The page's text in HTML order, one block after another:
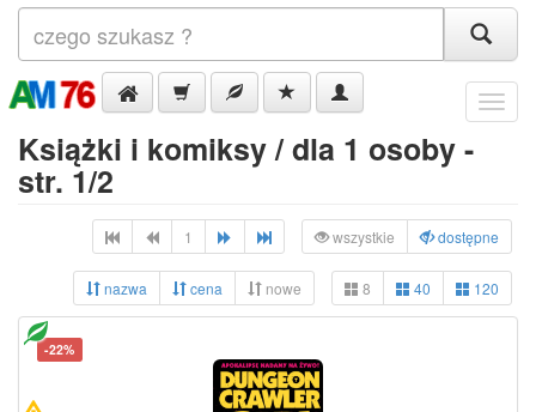
Menu
Książki i komiksy / dla 1 osoby -
str. 1/2
1 wszystkie dostępne
nazwa cena nowe 8 40 120
-22%